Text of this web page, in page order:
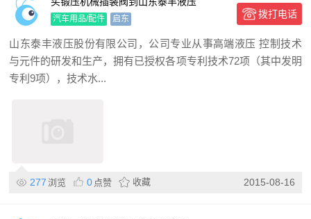
汽车用品/配件 启东 拨打电话
山东泰丰液压股份有限公司，公司专业从事高端液压 控制技术
与元件的研发和生产，拥有已授权各项专利技术72项（其中发明
专利9项），技术水...
277 浏览 0 点赞 收藏 2015-08-16